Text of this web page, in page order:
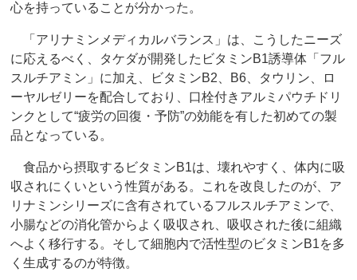
心を持っていることが分かった。
「アリナミンメディカルバランス」は、こうしたニーズ
に応えるべく、タケダが開発したビタミンB1誘導体「フル
スルチアミン」に加え、ビタミンB2、B6、タウリン、ロ
ーヤルゼリーを配合しており、口栓付きアルミパウチドリ
ンクとして“疲労の回復・予防”の効能を有した初めての製
品となっている。
食品から摂取するビタミンB1は、壊れやすく、体内に吸
収されにくいという性質がある。これを改良したのが、ア
リナミンシリーズに含有されているフルスルチアミンで、
小腸などの消化管からよく吸収され、吸収された後に組織
へよく移行する。そして細胞内で活性型のビタミンB1を多
く生成するのが特徴。